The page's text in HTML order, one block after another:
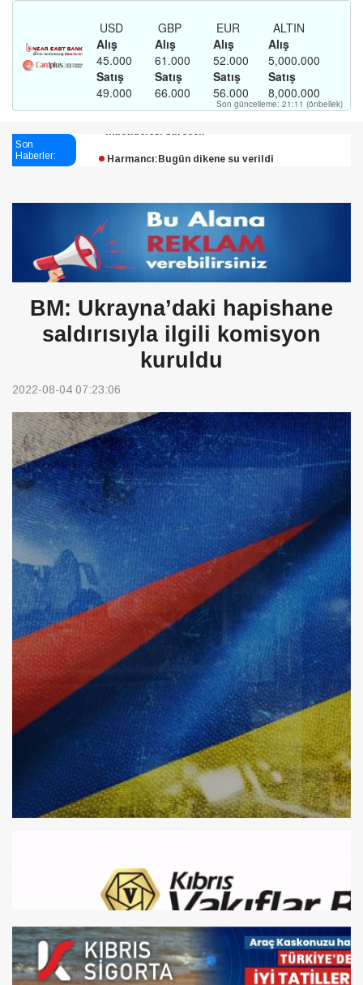
Son
Haberler:
Esendağlı:Adıyaman’daki süreç sona erdi, hukuk
Harmancı:Bugün dikene su verildi
Derneği:Vicdanlarınız tutsak, kalemleriniz esir
BM: Ukrayna’daki hapishane
saldırısıyla ilgili komisyon
kuruldu
2022-08-04 07:23:06